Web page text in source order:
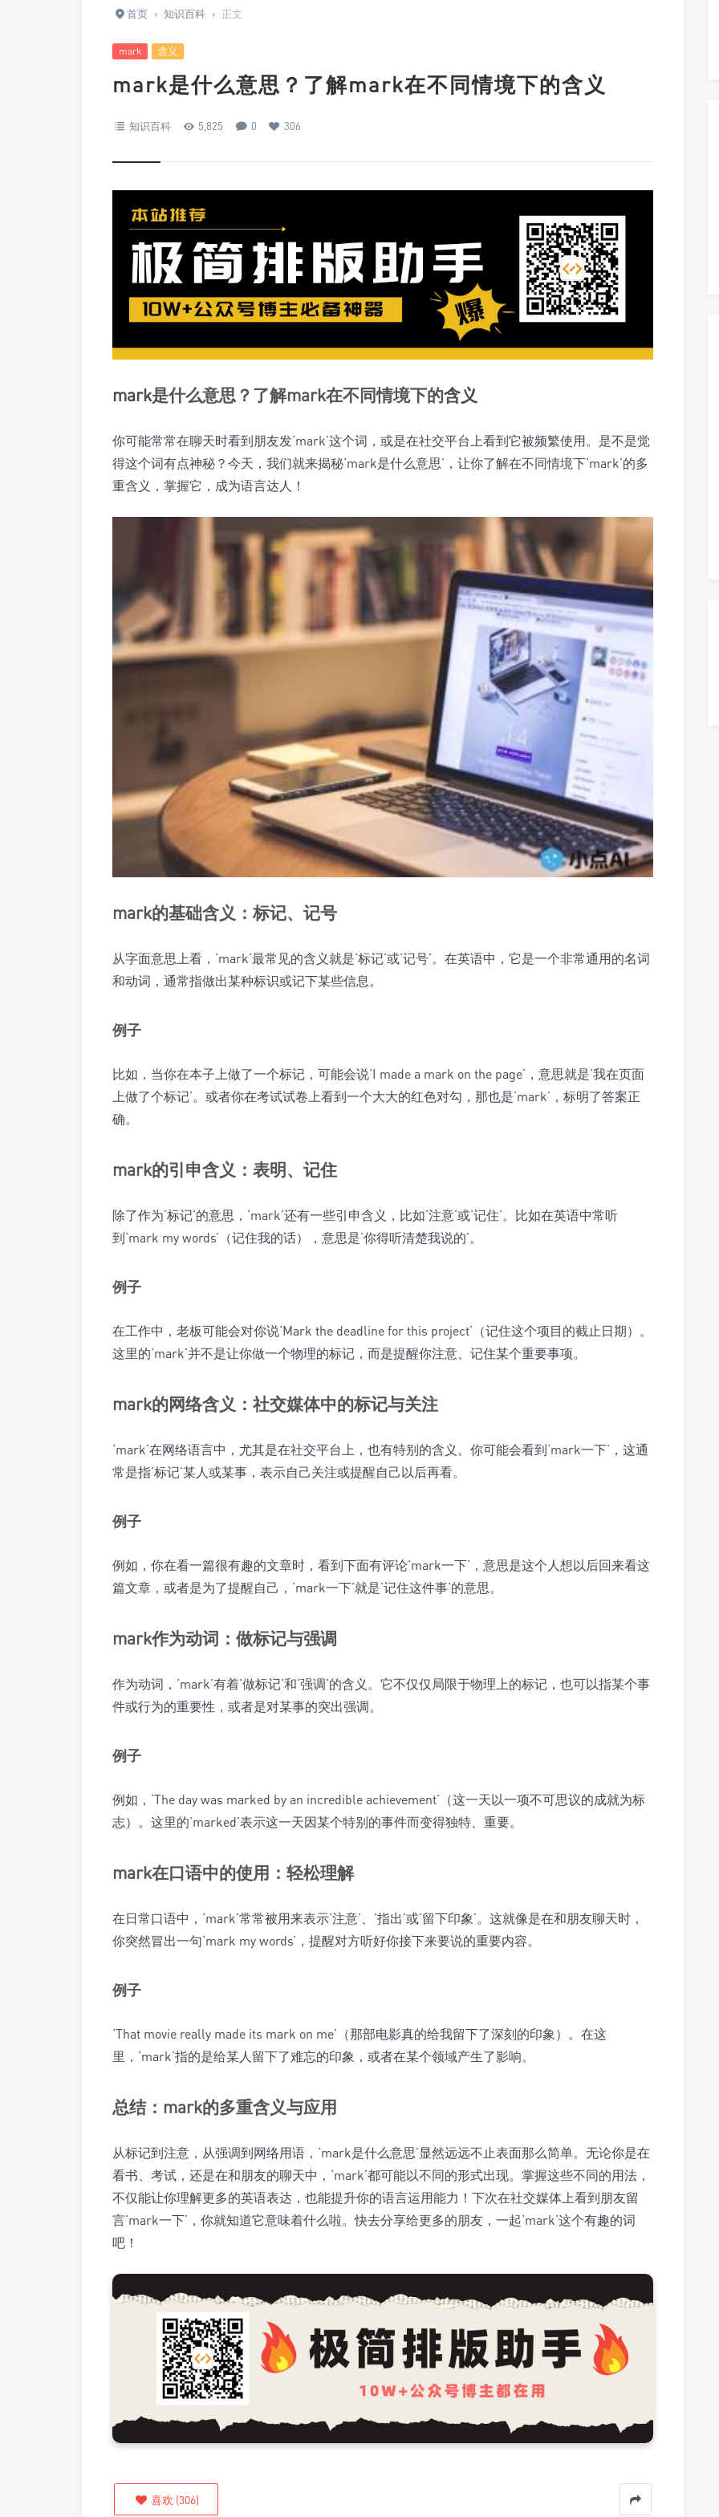
首页 › 知识百科 › 正文
mark 含义
mark是什么意思？了解mark在不同情境下的含义
知识百科 5,825 0 306
mark是什么意思？了解mark在不同情境下的含义
你可能常常在聊天时看到朋友发‘mark’这个词，或是在社交平台上看到它被频繁使用。是不是觉
得这个词有点神秘？今天，我们就来揭秘‘mark是什么意思’，让你了解在不同情境下‘mark’的多
重含义，掌握它，成为语言达人！
mark的基础含义：标记、记号
从字面意思上看，‘mark’最常见的含义就是‘标记’或‘记号’。在英语中，它是一个非常通用的名词
和动词，通常指做出某种标识或记下某些信息。
例子
比如，当你在本子上做了一个标记，可能会说‘I made a mark on the page’，意思就是‘我在页面
上做了个标记’。或者你在考试试卷上看到一个大大的红色对勾，那也是‘mark’，标明了答案正
确。
mark的引申含义：表明、记住
除了作为‘标记’的意思，‘mark’还有一些引申含义，比如‘注意’或‘记住’。比如在英语中常听
到‘mark my words’（记住我的话），意思是‘你得听清楚我说的’。
例子
在工作中，老板可能会对你说‘Mark the deadline for this project’（记住这个项目的截止日期）。
这里的‘mark’并不是让你做一个物理的标记，而是提醒你注意、记住某个重要事项。
mark的网络含义：社交媒体中的标记与关注
‘mark’在网络语言中，尤其是在社交平台上，也有特别的含义。你可能会看到‘mark一下’，这通
常是指‘标记’某人或某事，表示自己关注或提醒自己以后再看。
例子
例如，你在看一篇很有趣的文章时，看到下面有评论‘mark一下’，意思是这个人想以后回来看这
篇文章，或者是为了提醒自己，‘mark一下’就是‘记住这件事’的意思。
mark作为动词：做标记与强调
作为动词，‘mark’有着‘做标记’和‘强调’的含义。它不仅仅局限于物理上的标记，也可以指某个事
件或行为的重要性，或者是对某事的突出强调。
例子
例如，‘The day was marked by an incredible achievement’（这一天以一项不可思议的成就为标
志）。这里的‘marked’表示这一天因某个特别的事件而变得独特、重要。
mark在口语中的使用：轻松理解
在日常口语中，‘mark’常常被用来表示‘注意’、‘指出’或‘留下印象’。这就像是在和朋友聊天时，
你突然冒出一句‘mark my words’，提醒对方听好你接下来要说的重要内容。
例子
‘That movie really made its mark on me’（那部电影真的给我留下了深刻的印象）。在这
里，‘mark’指的是给某人留下了难忘的印象，或者在某个领域产生了影响。
总结：mark的多重含义与应用
从标记到注意，从强调到网络用语，‘mark是什么意思’显然远远不止表面那么简单。无论你是在
看书、考试，还是在和朋友的聊天中，‘mark’都可能以不同的形式出现。掌握这些不同的用法，
不仅能让你理解更多的英语表达，也能提升你的语言运用能力！下次在社交媒体上看到朋友留
言‘mark一下’，你就知道它意味着什么啦。快去分享给更多的朋友，一起‘mark’这个有趣的词
吧！
喜欢 (306)